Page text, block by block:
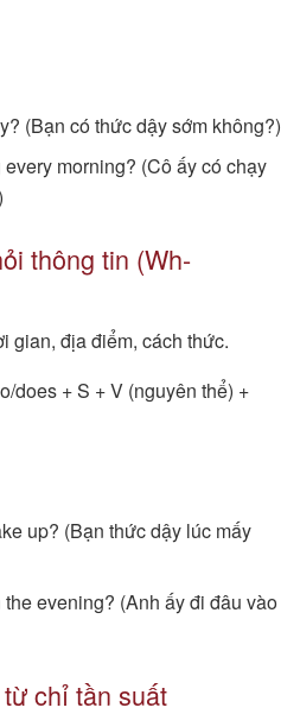
(Bạn có thức dậy sớm không?)
morning? (Cô ấy có chạy
thông tin (Wh-
gian, địa điểm, cách thức.
does + S + V (nguyên thể) +
up? (Bạn thức dậy lúc mấy
evening? (Anh ấy đi đâu vào
chỉ tần suất